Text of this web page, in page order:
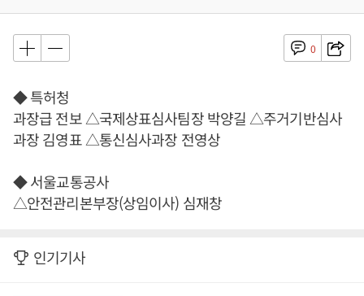
0
◆ 특허청
과장급 전보 △국제상표심사팀장 박양길 △주거기반심사
과장 김영표 △통신심사과장 전영상
◆ 서울교통공사
△안전관리본부장(상임이사) 심재창
인기기사